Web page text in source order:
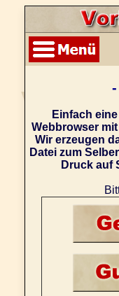
Einfach
Webbrowser
Wir erzeugen
Datei zum
Druck auf